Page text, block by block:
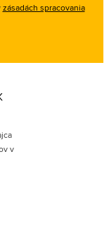
zásadách spracovania
v